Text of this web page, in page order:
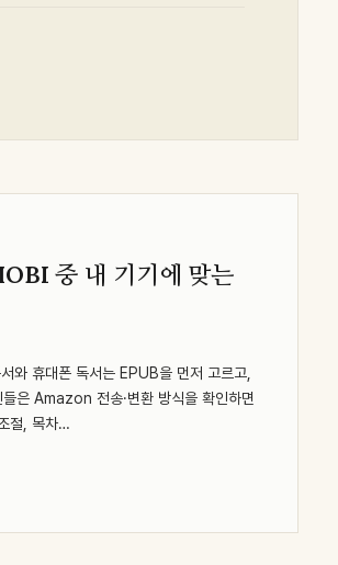
중 내 기기에 맞는
와 휴대폰 독서는 EPUB을 먼저 고르고,
은 Amazon 전송·변환 방식을 확인하면
절, 목차…